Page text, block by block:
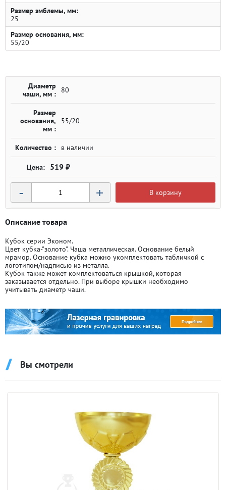
Размер эмблемы, мм:
25
Размер основания, мм:
55/20
Диаметр
чаши, мм :
80
Размер
основания,
мм :
55/20
Количество : в наличии
519 ₽
- + В корзину
Описание товара
Кубок серии Эконом.
Цвет кубка-"золото". Чаша металлическая. Основание белый
мрамор. Основание кубка можно укомплектовать табличкой с
логотипом/надписью из металла.
Кубок также может комплектоваться крышкой, которая
заказывается отдельно. При выборе крышки необходимо
учитывать диаметр чаши.
Вы смотрели